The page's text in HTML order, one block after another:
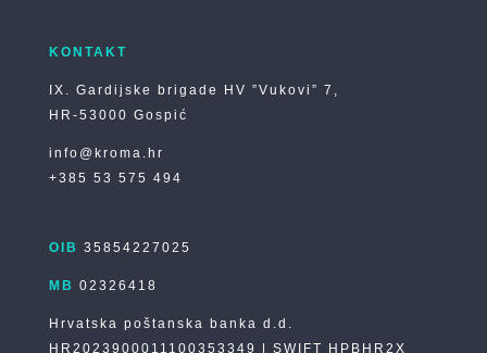
KONTAKT
IX. Gardijske brigade HV ”Vukovi” 7,
HR-53000 Gospić
info@kroma.hr
+385 53 575 494
OIB 35854227025
MB 02326418
Hrvatska poštanska banka d.d.
HR2023900011100353349 | SWIFT HPBHR2X